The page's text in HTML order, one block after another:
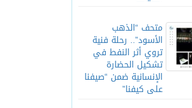
متحف “الذهب
الأسود”.. رحلة فنية
تروي أثر النفط في
تشكيل الحضارة
الإنسانية ضمن “صيفنا
على كيفنا”